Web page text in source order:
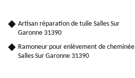
Artisan réparation de tuile Salles Sur
Garonne 31390
Ramoneur pour enlèvement de cheminée
Salles Sur Garonne 31390